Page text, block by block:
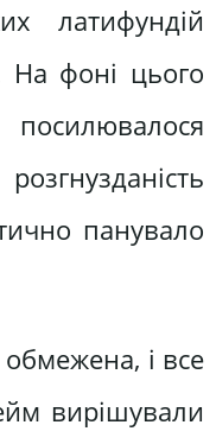
латифундій
На фоні цього
панувало
і все
вирішували